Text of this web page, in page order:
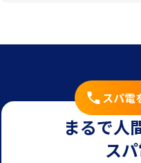
スパ電
まるで人
ス